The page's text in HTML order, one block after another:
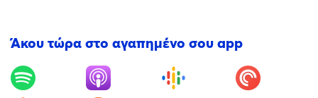
Άκου τώρα στο αγαπημένο σου app